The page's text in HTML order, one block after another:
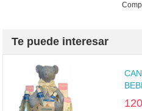
Te puede interesar